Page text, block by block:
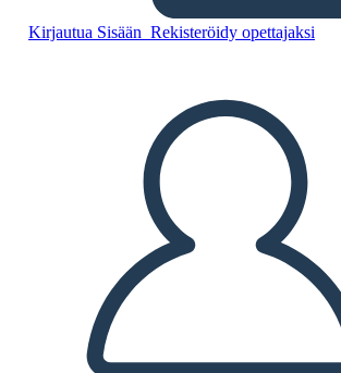
Kirjautua Sisään Rekisteröidy opettajaksi
Kopioi tämä kuvakäsikirjoitus
TOISTA DIAESITYS
LUE MINULLE